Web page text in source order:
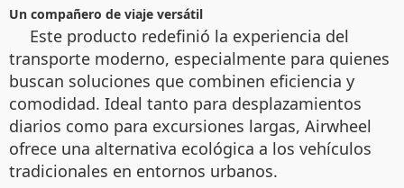
Un compañero de viaje versátil
Este producto redefinió la experiencia del
transporte moderno, especialmente para quienes
buscan soluciones que combinen eficiencia y
comodidad. Ideal tanto para desplazamientos
diarios como para excursiones largas, Airwheel
ofrece una alternativa ecológica a los vehículos
tradicionales en entornos urbanos.